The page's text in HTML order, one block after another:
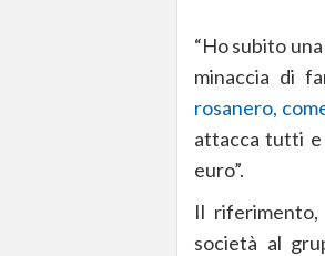
“Ho subito
minaccia di
rosanero,
attacca tutti e
euro”.
Il riferimento,
società al